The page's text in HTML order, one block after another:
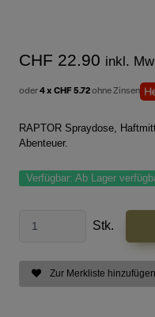
CHF 22.90 inkl.
oder4 x CHF 5.72ohne Zinsen
RAPTOR Spraydose,
Abenteuer.
Verfügbar: Ab Lager
Stk.
Zur Merkliste hinzufügen